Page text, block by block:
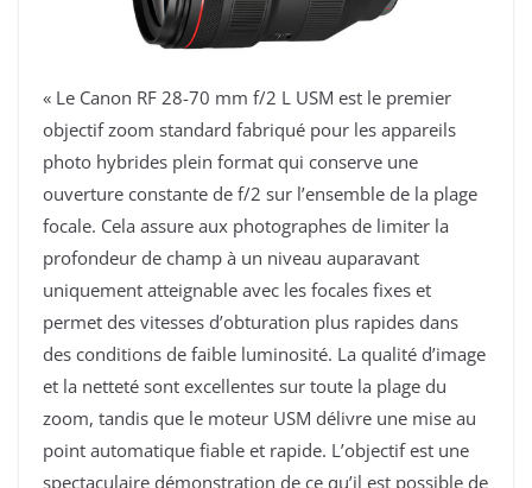
« Le Canon RF 28-70 mm f/2 L USM est le premier
objectif zoom standard fabriqué pour les appareils
photo hybrides plein format qui conserve une
ouverture constante de f/2 sur l’ensemble de la plage
focale. Cela assure aux photographes de limiter la
profondeur de champ à un niveau auparavant
uniquement atteignable avec les focales fixes et
permet des vitesses d’obturation plus rapides dans
des conditions de faible luminosité. La qualité d’image
et la netteté sont excellentes sur toute la plage du
zoom, tandis que le moteur USM délivre une mise au
point automatique fiable et rapide. L’objectif est une
spectaculaire démonstration de ce qu’il est possible de